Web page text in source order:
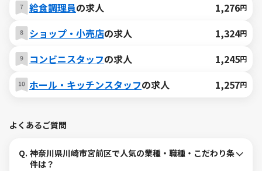
給食調理員の求人 1,276円
ショップ・小売店の求人 1,324円
コンビニスタッフの求人 1,245円
ホール・キッチンスタッフの求人 1,257円
よくあるご質問
Q. 神奈川県川崎市宮前区で人気の業種・職種・こだわり条
件は？